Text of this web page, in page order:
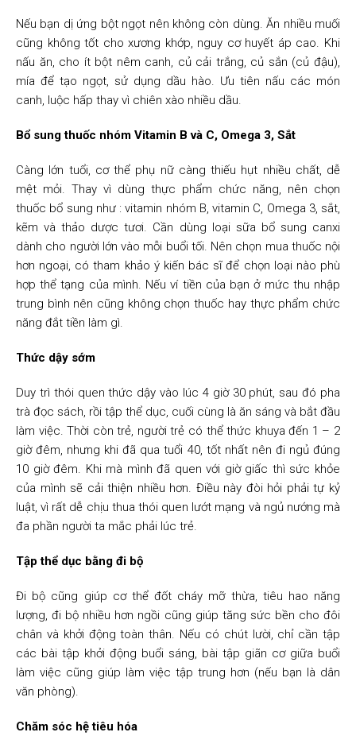
Nếu bạn dị ứng bột ngọt nên không còn dùng. Ăn nhiều muối
cũng không tốt cho xương khớp, nguy cơ huyết áp cao. Khi
nấu ăn, cho ít bột nêm canh, củ cải trắng, củ sắn (củ đậu),
mía để tạo ngọt, sử dụng dầu hào. Ưu tiên nấu các món
canh, luộc hấp thay vì chiên xào nhiều dầu.
Bổ sung thuốc nhóm Vitamin B và C, Omega 3, Sắt
Càng lớn tuổi, cơ thể phụ nữ càng thiếu hụt nhiều chất, dễ
mệt mỏi. Thay vì dùng thực phẩm chức năng, nên chọn
thuốc bổ sung như : vitamin nhóm B, vitamin C, Omega 3, sắt,
kẽm và thảo dược tươi. Cần dùng loại sữa bổ sung canxi
dành cho người lớn vào mỗi buổi tối. Nên chọn mua thuốc nội
hơn ngoại, có tham khảo ý kiến bác sĩ để chọn loại nào phù
hợp thể tạng của mình. Nếu ví tiền của bạn ở mức thu nhập
trung bình nên cũng không chọn thuốc hay thực phẩm chức
năng đắt tiền làm gì.
Thức dậy sớm
Duy trì thói quen thức dậy vào lúc 4 giờ 30 phút, sau đó pha
trà đọc sách, rồi tập thể dục, cuối cùng là ăn sáng và bắt đầu
làm việc. Thời còn trẻ, người trẻ có thể thức khuya đến 1 – 2
giờ đêm, nhưng khi đã qua tuổi 40, tốt nhất nên đi ngủ đúng
10 giờ đêm. Khi mà mình đã quen với giờ giấc thì sức khỏe
của mình sẽ cải thiện nhiều hơn. Điều này đòi hỏi phải tự kỷ
luật, vì rất dễ chịu thua thói quen lướt mạng và ngủ nướng mà
đa phần người ta mắc phải lúc trẻ.
Tập thể dục bằng đi bộ
Đi bộ cũng giúp cơ thể đốt cháy mỡ thừa, tiêu hao năng
lượng, đi bộ nhiều hơn ngồi cũng giúp tăng sức bền cho đôi
chân và khởi động toàn thân. Nếu có chút lười, chỉ cần tập
các bài tập khởi động buổi sáng, bài tập giãn cơ giữa buổi
làm việc cũng giúp làm việc tập trung hơn (nếu bạn là dân
văn phòng).
Chăm sóc hệ tiêu hóa